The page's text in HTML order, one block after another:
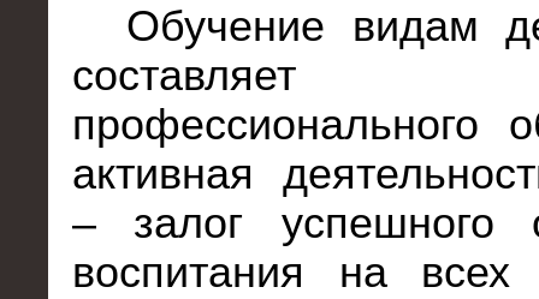
Обучение видам
составляет
профессионального
активная
– залог успешного
воспитания на